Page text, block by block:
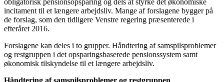
obligatorisk pensionsopsparing og dels at styrke det økonomiske
incitament til et længere arbejdsliv. Mange af forslagene bygger på
de forslag, som den tidligere Venstre regering præsenterede i
efteråret 2016.
Forslagene kan deles i to grupper. Håndtering af samspilsproblemer
og restgruppen i det opsparingsbaserede pensionssystem samt
økonomisk tilskyndelse til et længere arbejdsliv.